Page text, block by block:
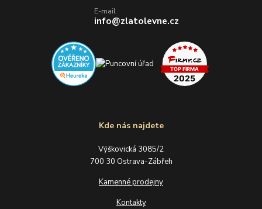
Kde nás najdete
Výškovická 3085/2
700 30 Ostrava-Zábřeh
Kamenné prodejny
Kontakty
E-mail
info@zlatolevne.cz